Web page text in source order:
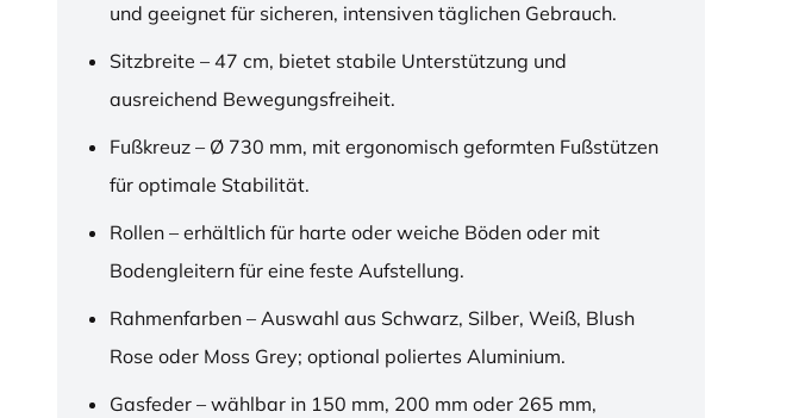
und geeignet für sicheren, intensiven täglichen Gebrauch.
Sitzbreite – 47 cm, bietet stabile Unterstützung und
ausreichend Bewegungsfreiheit.
Fußkreuz – Ø 730 mm, mit ergonomisch geformten Fußstützen
für optimale Stabilität.
Rollen – erhältlich für harte oder weiche Böden oder mit
Bodengleitern für eine feste Aufstellung.
Rahmenfarben – Auswahl aus Schwarz, Silber, Weiß, Blush
Rose oder Moss Grey; optional poliertes Aluminium.
Gasfeder – wählbar in 150 mm, 200 mm oder 265 mm,